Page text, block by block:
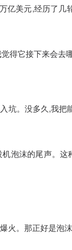
亿美元,经历了
得它接下来会去哪
坑。没多久,我
泡沫的尾声。
。那正好是泡